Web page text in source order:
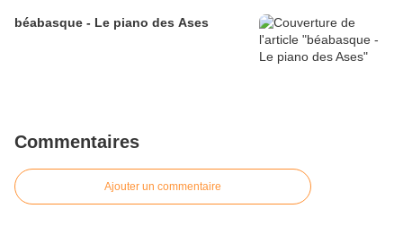
béabasque - Le piano des Ases
Commentaires
Ajouter un commentaire